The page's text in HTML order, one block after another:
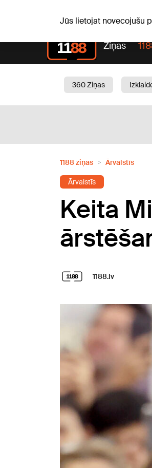
Jūs lietojat novecojušu
Ziņas
360 Ziņas
1188 ziņas Ārvalstīs
Ārvalstīs
Keita
1188.lv